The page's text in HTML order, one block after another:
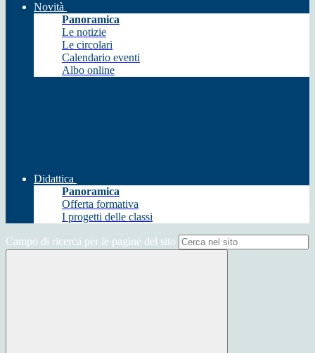
Novità
Panoramica
Le notizie
Le circolari
Calendario eventi
Albo online
Didattica
Panoramica
Offerta formativa
I progetti delle classi
Campo di ricerca per le pagine del sito